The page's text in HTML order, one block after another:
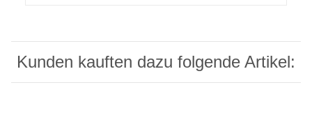
Kunden kauften dazu folgende Artikel: